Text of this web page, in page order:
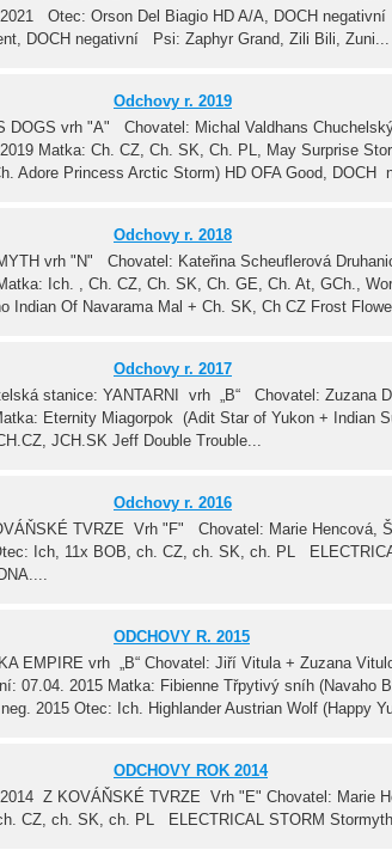
Otec: Orson Del Biagio HD A/A, DOCH
DOCH negativní Psi: Zaphyr Grand, Zili Bili, Zuni...
Odchovy r. 2019
DOGS vrh "A" Chovatel: Michal Valdhans
Matka: Ch. CZ, Ch. SK, Ch. PL, May Surprise
Adore Princess Arctic Storm) HD OFA Good, DOCH
Odchovy r. 2018
vrh "N" Chovatel: Kateřina Scheuflerová
Ich. , Ch. CZ, Ch. SK, Ch. GE, Ch. At, GCh.,
Indian Of Navarama Mal + Ch. SK, Ch CZ Frost
Odchovy r. 2017
stanice: YANTARNI vrh „B“ Chovatel: Zuzana
Eternity Miagorpok (Adit Star of Yukon + Indian
JCH.SK Jeff Double Trouble...
Odchovy r. 2016
TVRZE Vrh "F" Chovatel: Marie Hencová,
Ich, 11x BOB, ch. CZ, ch. SK, ch. PL
ODCHOVY R. 2015
EMPIRE vrh „B“ Chovatel: Jiří Vitula + Zuzana
07.04. 2015 Matka: Fibienne Třpytivý sníh (Navaho
neg. 2015 Otec: Ich. Highlander Austrian Wolf (Happy
ODCHOVY ROK 2014
Z KOVÁŇSKÉ TVRZE Vrh "E" Chovatel: Marie
CZ, ch. SK, ch. PL ELECTRICAL STORM